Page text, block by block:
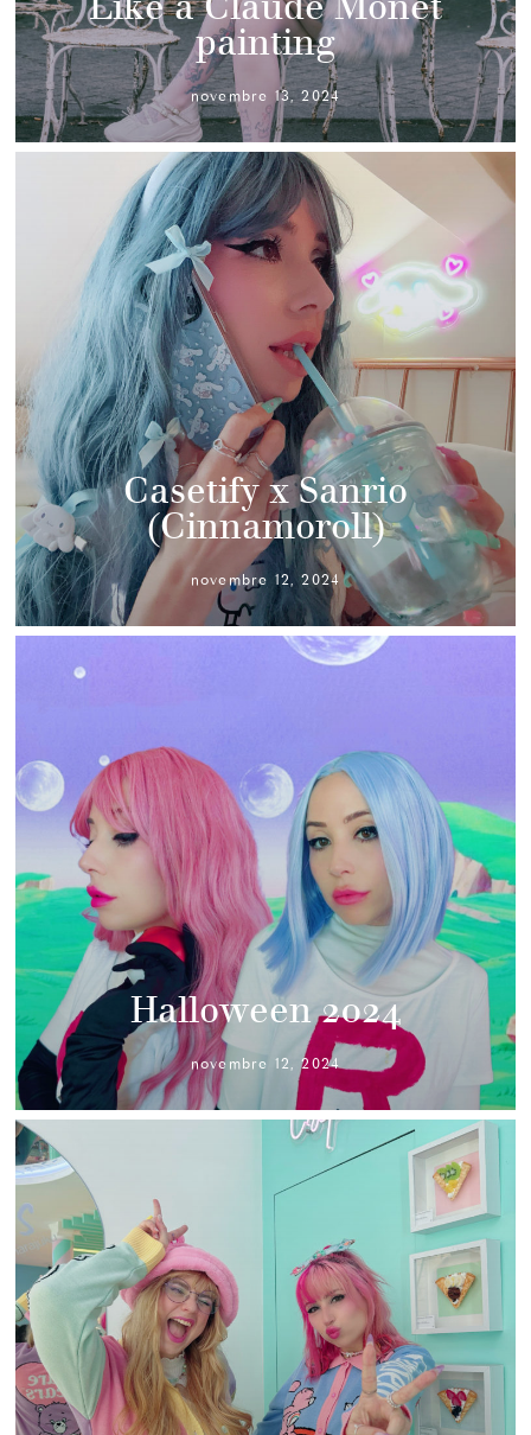
painting
novembre 13, 2024
Casetify x Sanrio
(Cinnamoroll)
novembre 12, 2024
Halloween 2024
novembre 12, 2024